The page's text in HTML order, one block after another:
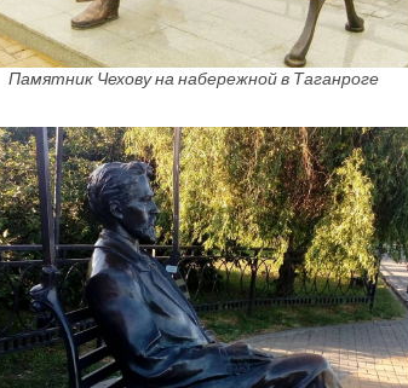
Памятник Чехову на набережной в Таганроге